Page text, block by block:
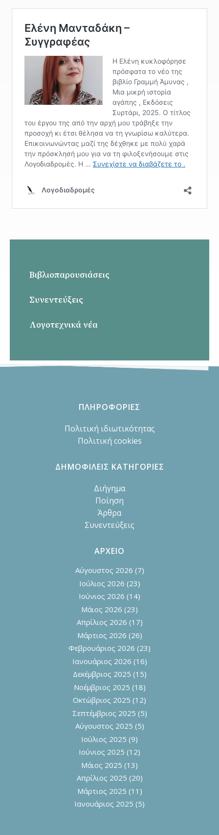
Βιβλιοπαρουσιάσεις
Συνεντεύξεις
Λογοτεχνικά νέα
ΠΛΗΡΟΦΟΡΙΕΣ
Πολιτική ιδιωτικότητας
Πολιτική cookies
ΔΗΜΟΦΙΛΕΙΣ ΚΑΤΗΓΟΡΙΕΣ
Διήγημα
Ποίηση
Άρθρα
Συνεντεύξεις
ΑΡΧΕΙΟ
Αύγουστος 2026 (7)
Ιούλιος 2026 (23)
Ιούνιος 2026 (14)
Μάιος 2026 (23)
Απρίλιος 2026 (17)
Μάρτιος 2026 (26)
Φεβρουάριος 2026 (23)
Ιανουάριος 2026 (16)
Δεκέμβριος 2025 (15)
Νοέμβριος 2025 (18)
Οκτώβριος 2025 (12)
Σεπτέμβριος 2025 (5)
Αύγουστος 2025 (5)
Ιούλιος 2025 (9)
Ιούνιος 2025 (12)
Μάιος 2025 (13)
Απρίλιος 2025 (20)
Μάρτιος 2025 (11)
Ιανουάριος 2025 (5)